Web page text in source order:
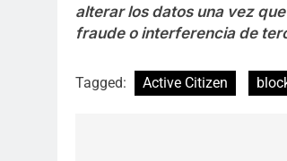
alterar los datos una vez
fraude o interferencia de
Tagged: Active Citizen